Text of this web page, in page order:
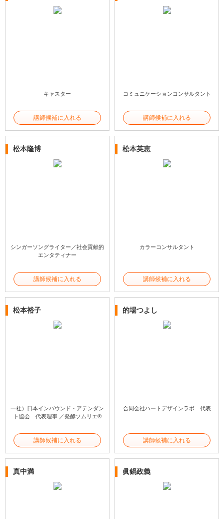
キャスター
講師候補に入れる
コミュニケーションコンサルタント
講師候補に入れる
松本隆博
シンガーソングライター／社会貢献的
エンタティナー
講師候補に入れる
松本英恵
カラーコンサルタント
講師候補に入れる
松本裕子
一社）日本インバウンド・アテンダン
ト協会 代表理事 ／発酵ソムリエ®
講師候補に入れる
的場つよし
合同会社ハートデザインラボ 代表
講師候補に入れる
真中満 眞鍋政義